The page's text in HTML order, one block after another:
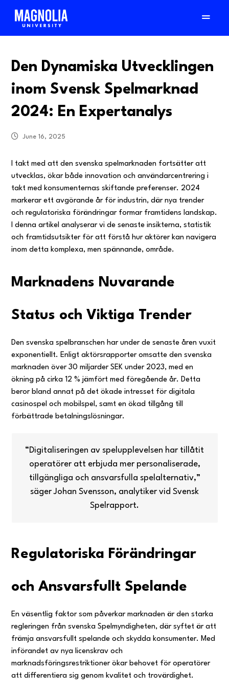
Den Dynamiska Utvecklingen
inom Svensk Spelmarknad
2024: En Expertanalys
June 16, 2025
I takt med att den svenska spelmarknaden fortsätter att
utvecklas, ökar både innovation och användarcentrering i
takt med konsumenternas skiftande preferenser. 2024
markerar ett avgörande år för industrin, där nya trender
och regulatoriska förändringar formar framtidens landskap.
I denna artikel analyserar vi de senaste insikterna, statistik
och framtidsutsikter för att förstå hur aktörer kan navigera
inom detta komplexa, men spännande, område.
Marknadens Nuvarande
Status och Viktiga Trender
Den svenska spelbranschen har under de senaste åren vuxit
exponentiellt. Enligt aktörsrapporter omsatte den svenska
marknaden över30 miljarder SEK under 2023, med en
ökning på cirka 12 % jämfört med föregående år. Detta
beror bland annat på det ökade intresset för digitala
casinospel och mobilspel, samt en ökad tillgång till
förbättrade betalningslösningar.
“Digitaliseringen av spelupplevelsen har tillåtit
operatörer att erbjuda mer personaliserade,
tillgängliga och ansvarsfulla spelalternativ,”
säger Johan Svensson, analytiker vid Svensk
Spelrapport.
Regulatoriska Förändringar
och Ansvarsfullt Spelande
En väsentlig faktor som påverkar marknaden är den starka
regleringen från svenska Spelmyndigheten, där syftet är att
främja ansvarsfullt spelande och skydda konsumenter. Med
införandet av nya licenskrav och
marknadsföringsrestriktioner ökar behovet för operatörer
att differentiera sig genom kvalitet och trovärdighet.